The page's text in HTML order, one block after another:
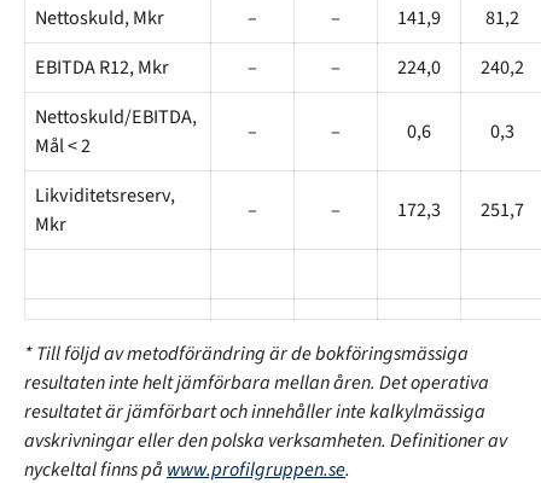
Nettoskuld, Mkr
– – 141,9
81,2
EBITDA R12, Mkr
– – 224,0
240,2
Nettoskuld/EBITDA,
Mål < 2
– – 0,6 0,3
Likviditetsreserv,
Mkr
– – 172,3 251,7
* Till följd av metodförändring är de bokföringsmässiga
resultaten inte helt jämförbara mellan åren. Det operativa
resultatet är jämförbart och innehåller inte kalkylmässiga
avskrivningar eller den polska verksamheten. Definitioner av
nyckeltal finns på www.profilgruppen.se.